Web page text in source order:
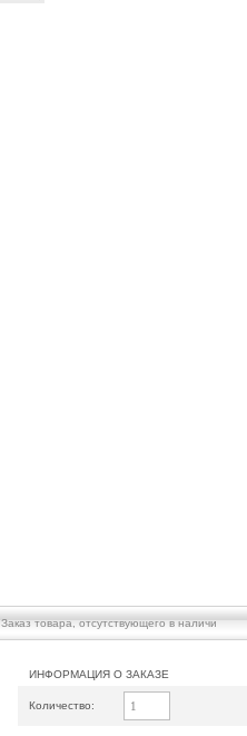
Заказ товара, отсутствующего в наличи
ИНФОРМАЦИЯ О ЗАКАЗЕ
Количество: